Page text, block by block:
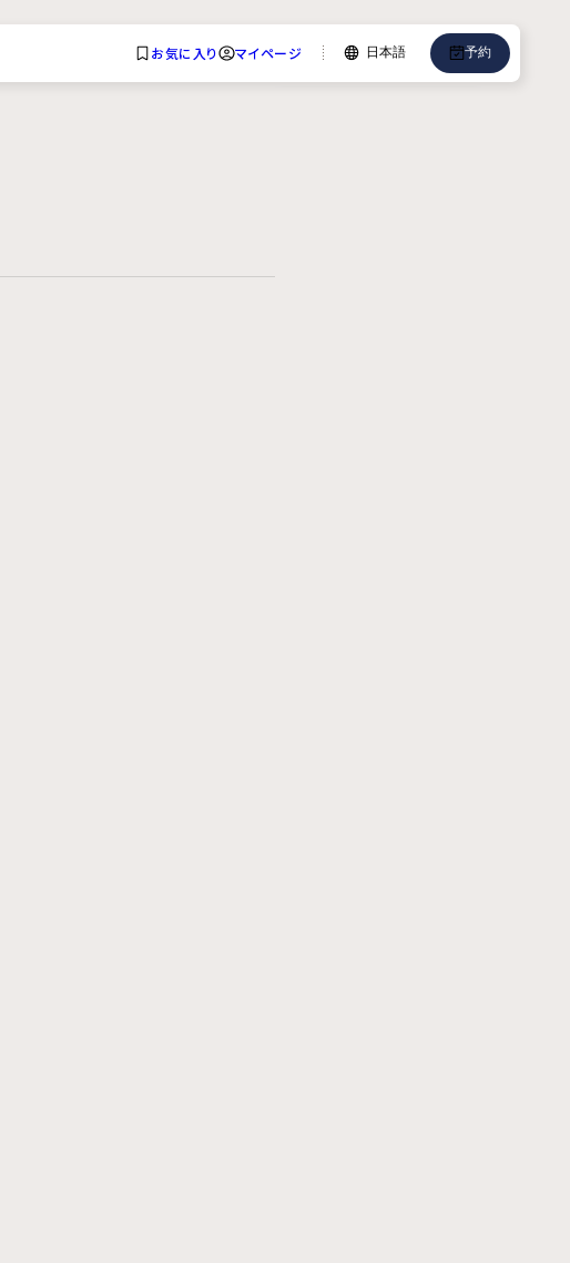
お気に入り マイページ 言語日本語 予約